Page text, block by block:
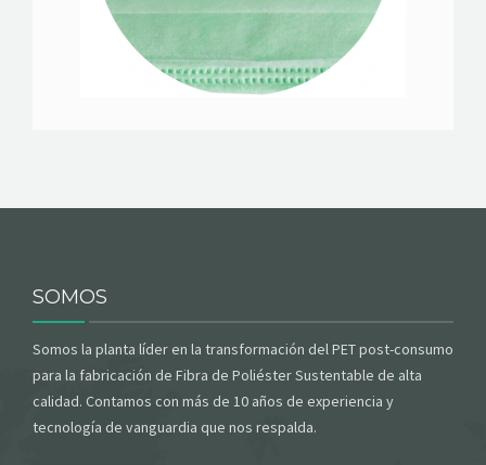
SOMOS
Somos la planta líder en la transformación del PET post-consumo
para la fabricación de Fibra de Poliéster Sustentable de alta
calidad. Contamos con más de 10 años de experiencia y
tecnología de vanguardia que nos respalda.